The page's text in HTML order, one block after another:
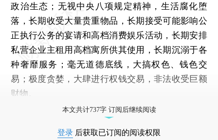
政治生态；无视中央八项规定精神，生活腐化堕
落，长期收受大量贵重物品，长期接受可能影响公
正执行公务的宴请和高档消费娱乐活动，长期安排
私营企业主租用高档寓所供其使用，长期沉溺于各
种奢靡服务；毫无道德底线，大搞权色、钱色交
易；极度贪婪，大肆进行权钱交易，非法收受巨额
财物。
本文共计737字 订阅后继续阅读
登录 后获取已订阅的阅读权限